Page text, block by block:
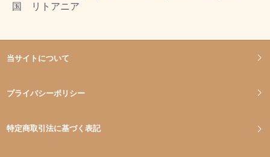
国 リトアニア
当サイトについて
プライバシーポリシー
特定商取引法に基づく表記